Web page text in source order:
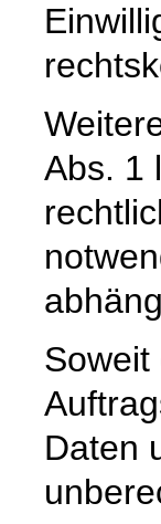
Abs. 1
Daten